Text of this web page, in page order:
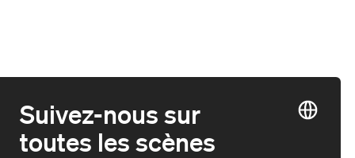
Suivez-nous sur
toutes les scènes